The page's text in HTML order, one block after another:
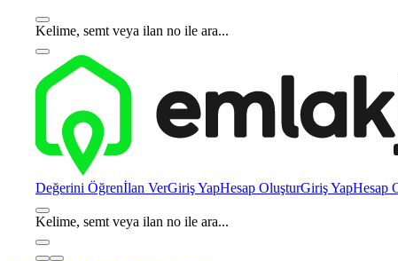
Kelime, semt veya ilan no ile ara...
Değerini Öğrenİlan VerGiriş YapHesap OluşturGiriş YapHesap
Kelime, semt veya ilan no ile ara...